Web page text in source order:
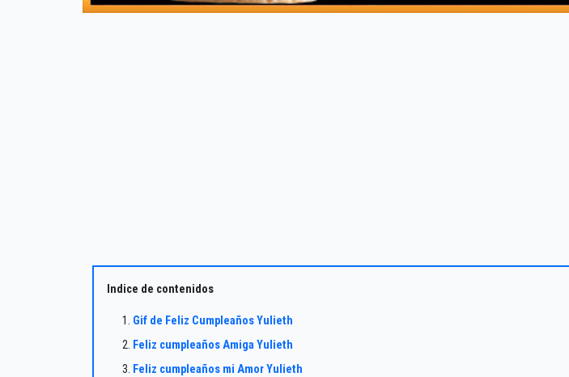
Indice de contenidos
Gif de Feliz Cumpleaños Yulieth
Feliz cumpleaños Amiga Yulieth
Feliz cumpleaños mi Amor Yulieth